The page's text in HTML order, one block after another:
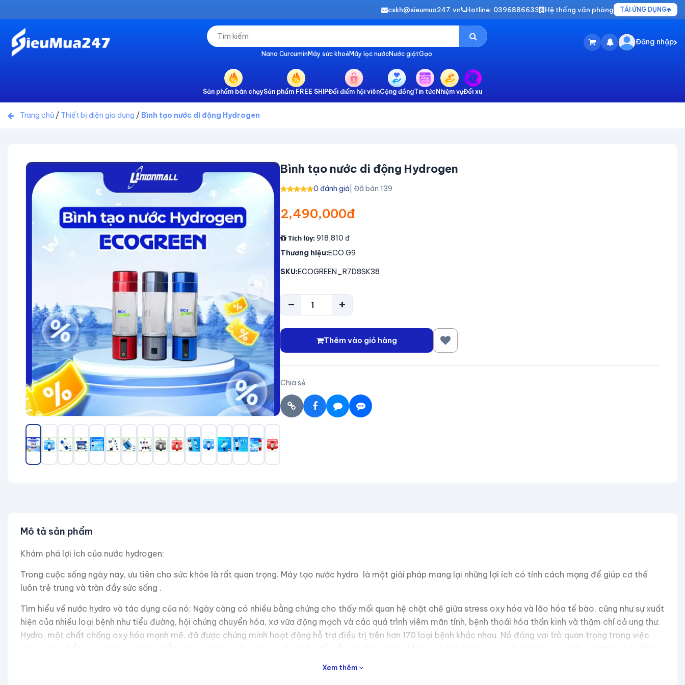
cskh@sieumua247.vn Hotline: 0396886633 Hệ thống văn phòng TẢI ỨNG DỤNG
Nano Curcumin Máy sức khoẻMáy lọc nướcNước giặtGạo
Đăng nhập
Sản phẩm bán chạySản phẩm FREE SHIPĐổi điểm hội viênCộng đồngTin tức Nhiệm vụĐổi xu
Trang chủ / Thiết bị điện gia dụng / Bình tạo nước di động Hydrogen
Bình tạo nước di động Hydrogen
0 đánh giá | Đã bán 139
2,490,000đ
Tích lũy: 918,810 đ
Thương hiệu:ECO G9
SKU:ECOGREEN_R7D8SK38
Thêm vào giỏ hàng
Chia sẻ
Mô tả sản phẩm
Khám phá lợi ích của nước hydrogen:
Trong cuộc sống ngày nay, ưu tiên cho sức khỏe là rất quan trọng. Máy tạo nước hydro là một giải pháp mang lại những lợi ích có tính cách mạng để giúp cơ thể
luôn trẻ trung và tràn đầy sức sống .
Tìm hiểu về nước hydro và tác dụng của nó: Ngày càng có nhiều bằng chứng cho thấy mối quan hệ chặt chẽ giữa stress oxy hóa và lão hóa tế bào, cũng như sự xuất
hiện của nhiều loại bệnh như tiểu đường, hội chứng chuyển hóa, xơ vữa động mạch và các quá trình viêm mãn tính, bệnh thoái hóa thần kinh và thậm chí cả ung thư.
Hydro, một chất chống oxy hóa mạnh mẽ, đã được chứng minh hoạt động hỗ trợ điều trị trên hơn 170 loại bệnh khác nhau. Nó đóng vai trò quan trọng trong việc
Xem thêm